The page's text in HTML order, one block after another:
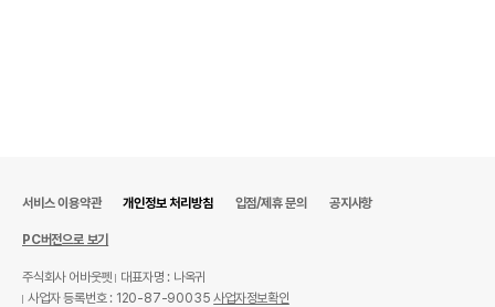
서비스 이용약관 개인정보 처리방침 입점/제휴 문의 공지사항
PC버전으로 보기
주식회사 어바웃펫
대표자명 : 나옥귀
사업자 등록번호 : 120-87-90035사업자정보확인